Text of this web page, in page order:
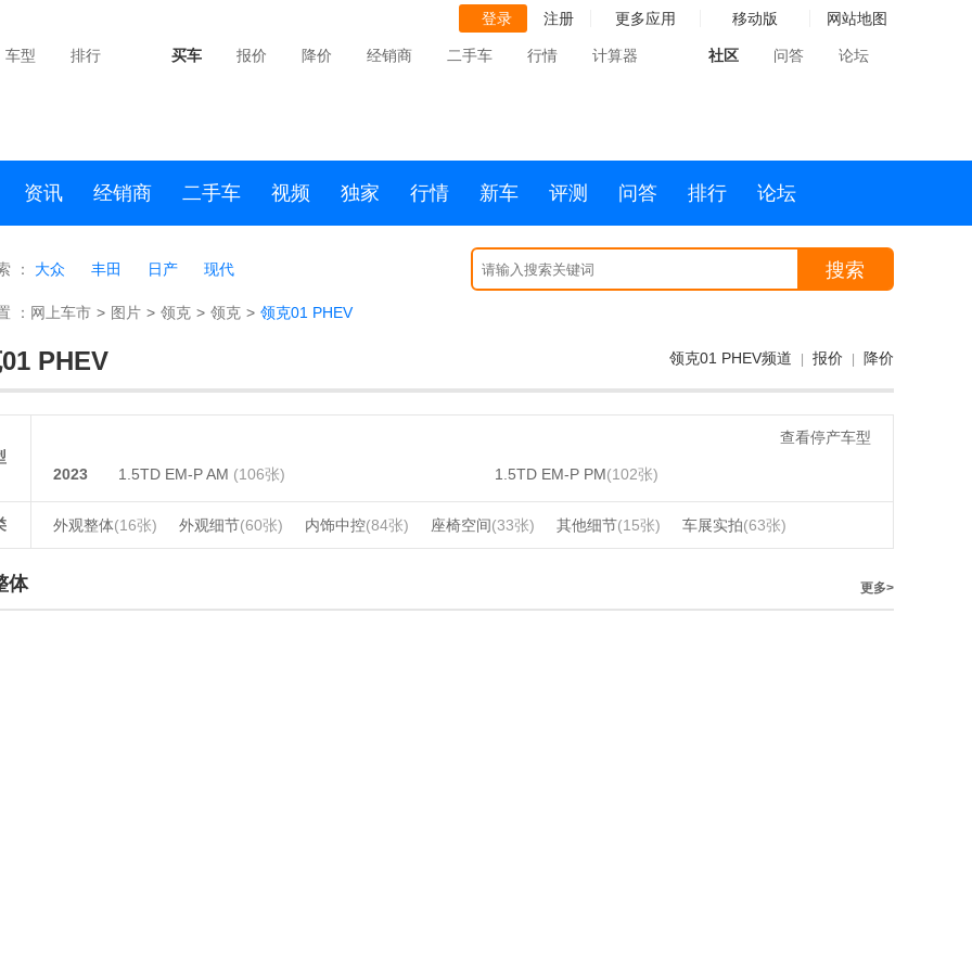
登录 注册 更多应用 移动版 网站地图
车型 排行 买车 报价 降价 经销商 二手车 行情 计算器 社区 问答 论坛
资讯 经销商 二手车 视频 独家 行情 新车 评测 问答 排行 论坛
： 大众 丰田 日产 现代 搜索
： 网上车市 > 图片 > 领克 > 领克 > 领克01 PHEV
PHEV 领克01 PHEV频道 报价 降价
查看停产车型
2023 1.5TD EM-P AM (106张) 1.5TD EM-P PM(102张)
外观整体(16张) 外观细节(60张) 内饰中控(84张) 座椅空间(33张) 其他细节(15张) 车展实拍(63张)
体 更多>